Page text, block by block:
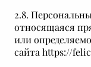
2.8.
относящаяся
или
сайта https://